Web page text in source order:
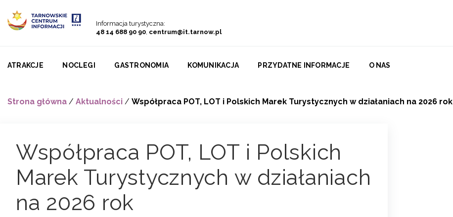
Informacja turystyczna:
48 14 688 90 90, centrum@it.tarnow.pl
ATRAKCJE NOCLEGI GASTRONOMIA KOMUNIKACJA PRZYDATNE INFORMACJE O NAS
Strona główna / Aktualności / Współpraca POT, LOT i Polskich Marek Turystycznych w działaniach na 2026 rok
Współpraca POT, LOT i Polskich
Marek Turystycznych w działaniach
na 2026 rok